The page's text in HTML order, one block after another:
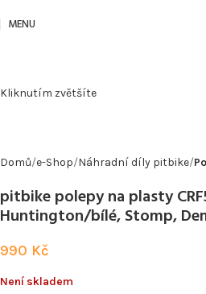
MENU
Kliknutím zvětšíte
Domů e-Shop Náhradní díly pitbike
pitbike polepy na plasty
Huntington/bílé, Stomp,
990 Kč
Není skladem